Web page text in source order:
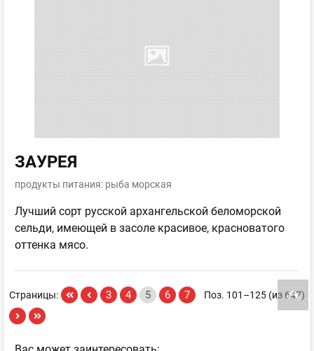
ЗАУРЕЯ
продукты питания: рыба морская
Лучший сорт русской архангельской беломорской
сельди, имеющей в засоле красивое, красноватого
оттенка мясо.
Поз. 101–125 (из 647)
Страницы: 3 4 5 6 7